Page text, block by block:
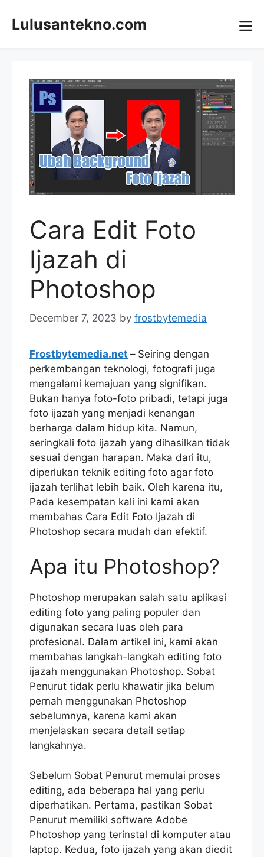
Lulusantekno.com
Cara Edit Foto
Ijazah di
Photoshop
December 7, 2023 by frostbytemedia
Frostbytemedia.net – Seiring dengan
perkembangan teknologi, fotografi juga
mengalami kemajuan yang signifikan.
Bukan hanya foto-foto pribadi, tetapi juga
foto ijazah yang menjadi kenangan
berharga dalam hidup kita. Namun,
seringkali foto ijazah yang dihasilkan tidak
sesuai dengan harapan. Maka dari itu,
diperlukan teknik editing foto agar foto
ijazah terlihat lebih baik. Oleh karena itu,
Pada kesempatan kali ini kami akan
membahas Cara Edit Foto Ijazah di
Photoshop secara mudah dan efektif.
Apa itu Photoshop?
Photoshop merupakan salah satu aplikasi
editing foto yang paling populer dan
digunakan secara luas oleh para
profesional. Dalam artikel ini, kami akan
membahas langkah-langkah editing foto
ijazah menggunakan Photoshop. Sobat
Penurut tidak perlu khawatir jika belum
pernah menggunakan Photoshop
sebelumnya, karena kami akan
menjelaskan secara detail setiap
langkahnya.
Sebelum Sobat Penurut memulai proses
editing, ada beberapa hal yang perlu
diperhatikan. Pertama, pastikan Sobat
Penurut memiliki software Adobe
Photoshop yang terinstal di komputer atau
laptop. Kedua, foto ijazah yang akan diedit